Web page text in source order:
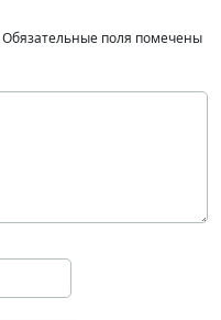
Обязательные поля помечены